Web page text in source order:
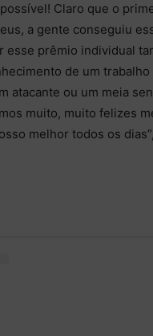
Claro que o
a gente conseguiu
esse prêmio individual
de um
atacante ou um meia
muito, muito felizes
melhor todos os